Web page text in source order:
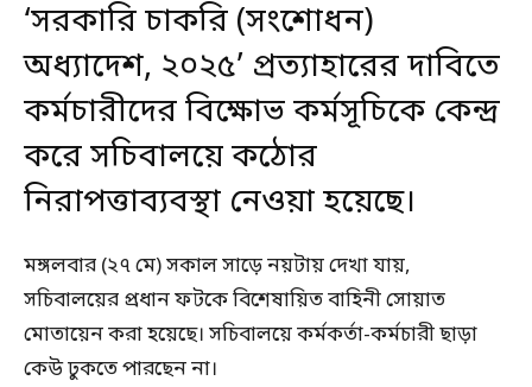
‘সরকারি চাকরি (সংশোধন)
অধ্যাদেশ, ২০২৫’ প্রত্যাহারের দাবিতে
কর্মচারীদের বিক্ষোভ কর্মসূচিকে কেন্দ্র
করে সচিবালয়ে কঠোর
নিরাপত্তাব্যবস্থা নেওয়া হয়েছে।
মঙ্গলবার (২৭ মে) সকাল সাড়ে নয়টায় দেখা যায়,
সচিবালয়ের প্রধান ফটকে বিশেষায়িত বাহিনী সোয়াত
মোতায়েন করা হয়েছে। সচিবালয়ে কর্মকর্তা-কর্মচারী ছাড়া
কেউ ঢুকতে পারছেন না।